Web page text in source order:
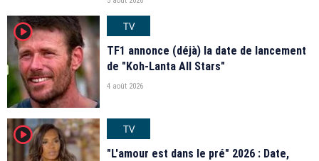
player2
TV
TF1 annonce (déjà) la date de lancement
de "Koh-Lanta All Stars"
4 août 2026
player2
TV
"L'amour est dans le pré" 2026 : Date,